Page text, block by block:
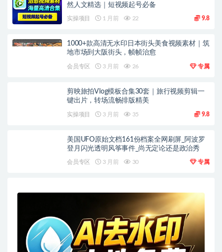
然人文精选｜短视频起号必备
实操项目 1 月前 22 9.8
1000+款高清无水印日本街头美食视频素材｜筑
地市场到大阪街头，帧帧治愈
会员专区 3 月前 26 专属
剪映旅拍Vlog模板合集30套｜旅行视频剪辑一
键出片，转场流畅排版精美
实操项目 3 月前 35 9.8
美国UFO原始文档161份档案全网刷屏_阿波罗
登月闪光透明风筝事件_尚无定论还是政治秀
会员专区 3 月前 30 专属